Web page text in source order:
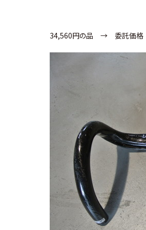
34,560円の品 → 委託価格